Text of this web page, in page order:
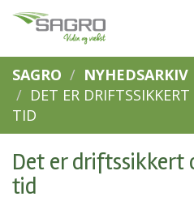
SAGRO
NYHEDSARKIV
DET ER
TID
Det er driftssikkert
tid